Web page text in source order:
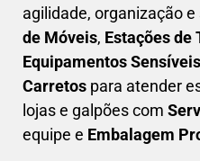
agilidade, organização
de Móveis, Estações de
Equipamentos Sensíveis
Carretos para atender
lojas e galpões com
equipe e Embalagem